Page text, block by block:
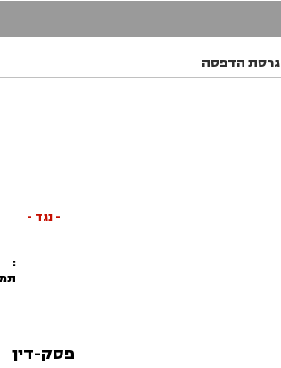
גרסת הדפסה
- נגד -
:
פסק-דין